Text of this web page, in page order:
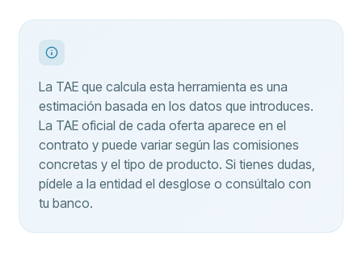
La TAE que calcula esta herramienta es una
estimación basada en los datos que introduces.
La TAE oficial de cada oferta aparece en el
contrato y puede variar según las comisiones
concretas y el tipo de producto. Si tienes dudas,
pídele a la entidad el desglose o consúltalo con
tu banco.